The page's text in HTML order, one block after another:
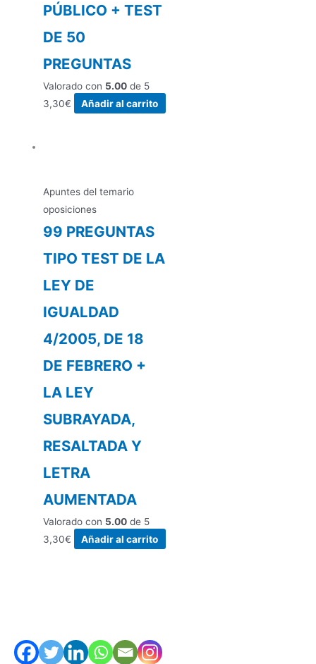
PÚBLICO + TEST
DE 50
PREGUNTAS
Valorado con 5.00 de 5
3,30€ Añadir al carrito
Apuntes del temario
oposiciones
99 PREGUNTAS
TIPO TEST DE LA
LEY DE
IGUALDAD
4/2005, DE 18
DE FEBRERO +
LA LEY
SUBRAYADA,
RESALTADA Y
LETRA
AUMENTADA
Valorado con 5.00 de 5
3,30€ Añadir al carrito